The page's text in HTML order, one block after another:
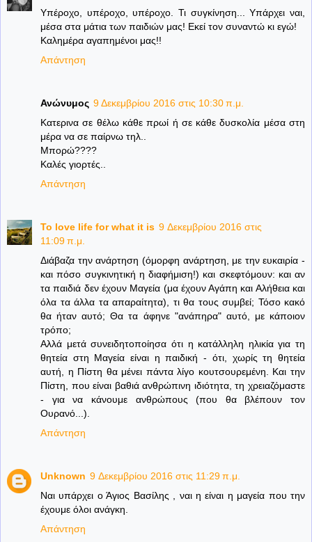
Υπέροχο, υπέροχο, υπέροχο. Τι συγκίνηση... Υπάρχει ναι,
μέσα στα μάτια των παιδιών μας! Εκεί τον συναντώ κι εγώ!
Καλημέρα αγαπημένοι μας!!
Απάντηση
Ανώνυμος 9 Δεκεμβρίου 2016 στις 10:30 π.μ.
Κατερινα σε θέλω κάθε πρωί ή σε κάθε δυσκολία μέσα στη
μέρα να σε παίρνω τηλ..
Μπορώ????
Καλές γιορτές..
Απάντηση
To love life for what it is 9 Δεκεμβρίου 2016 στις
11:09 π.μ.
Διάβαζα την ανάρτηση (όμορφη ανάρτηση, με την ευκαιρία -
και πόσο συγκινητική η διαφήμιση!) και σκεφτόμουν: και αν
τα παιδιά δεν έχουν Μαγεία (μα έχουν Αγάπη και Αλήθεια και
όλα τα άλλα τα απαραίτητα), τι θα τους συμβεί; Τόσο κακό
θα ήταν αυτό; Θα τα άφηνε "ανάπηρα" αυτό, με κάποιον
τρόπο;
Αλλά μετά συνειδητοποίησα ότι η κατάλληλη ηλικία για τη
θητεία στη Μαγεία είναι η παιδική - ότι, χωρίς τη θητεία
αυτή, η Πίστη θα μένει πάντα λίγο κουτσουρεμένη. Και την
Πίστη, που είναι βαθιά ανθρώπινη ιδιότητα, τη χρειαζόμαστε
- για να κάνουμε ανθρώπους (που θα βλέπουν τον
Ουρανό...).
Απάντηση
Unknown 9 Δεκεμβρίου 2016 στις 11:29 π.μ.
Ναι υπάρχει ο Άγιος Βασίλης , ναι η είναι η μαγεία που την
έχουμε όλοι ανάγκη.
Απάντηση